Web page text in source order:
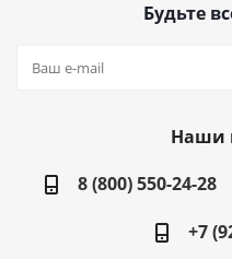
Будьте
Наши
8 (800) 550-24-28
+7